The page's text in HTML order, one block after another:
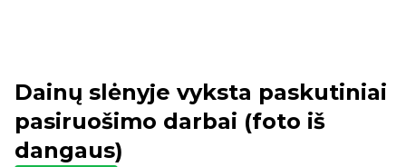
Dainų slėnyje vyksta paskutiniai
pasiruošimo darbai (foto iš
dangaus)